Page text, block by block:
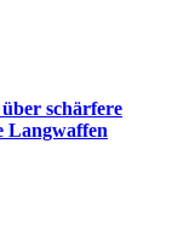
schärfere
Langwaffen